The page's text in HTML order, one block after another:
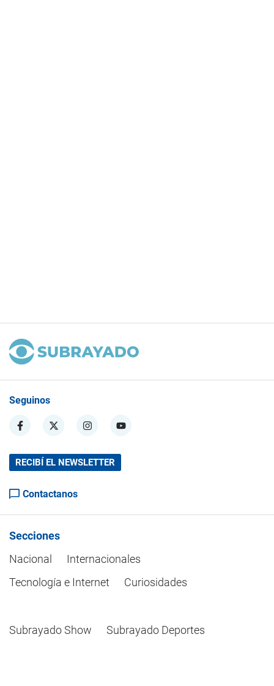
Seguinos
RECIBÍ EL NEWSLETTER
Contactanos
Secciones
Nacional
Internacionales
Tecnología e Internet
Curiosidades
Subrayado Show Subrayado Deportes